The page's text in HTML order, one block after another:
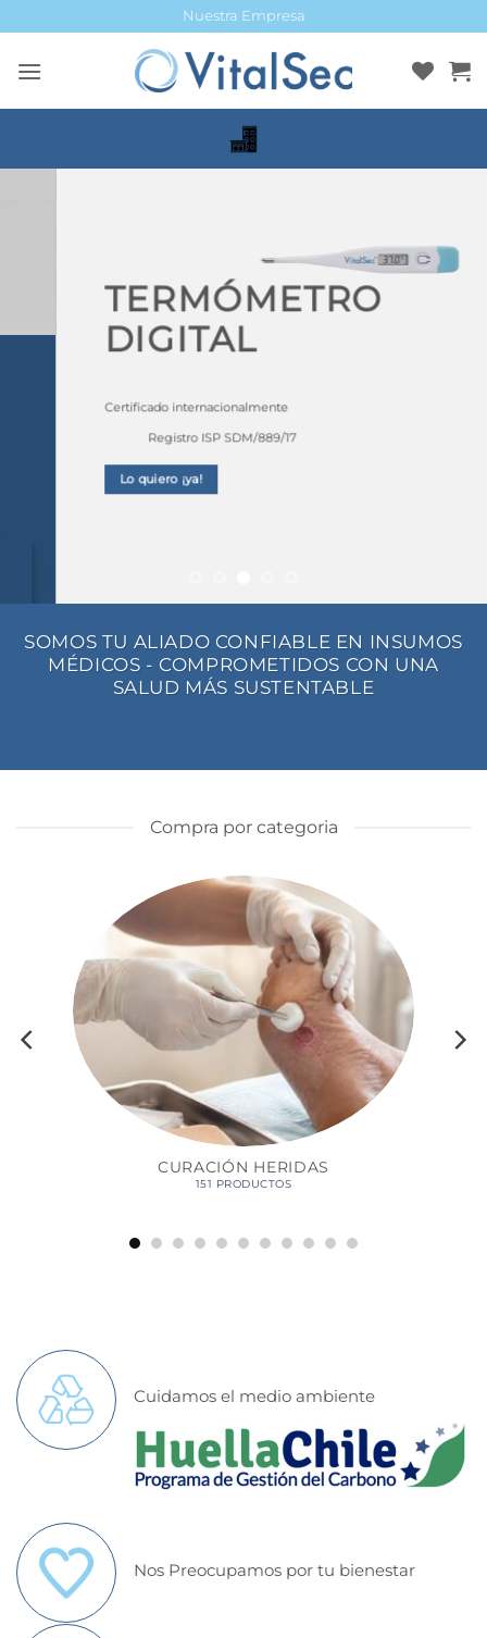
al
contenido
Nuestra Empresa
TERMÓMETRO
DIGITAL
Certificado internacionalmente
Registro ISP SDM/889/17
Lo quiero ¡ya!
SOMOS TU ALIADO CONFIABLE EN INSUMOS
MÉDICOS - COMPROMETIDOS CON UNA
SALUD MÁS SUSTENTABLE
Compra por categoria
CURACIÓN HERIDAS
151 PRODUCTOS
Cuidamos el medio ambiente
Nos Preocupamos por tu bienestar